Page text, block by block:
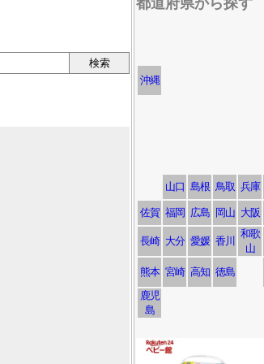
都道府県から探す
沖縄
山口 島根 鳥取 兵庫
佐賀 福岡 広島 岡山 大阪
長崎 大分 愛媛 香川
和歌
山
熊本 宮崎 高知 徳島
鹿児
島